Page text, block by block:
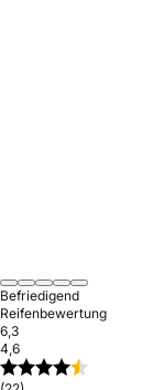
Befriedigend
Reifenbewertung
6,3
4,6